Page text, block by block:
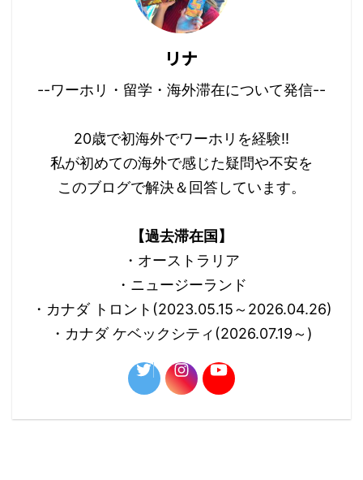
リナ
--ワーホリ・留学・海外滞在について発信--
20歳で初海外でワーホリを経験!!
私が初めての海外で感じた疑問や不安を
このブログで解決＆回答しています。
【過去滞在国】
・オーストラリア
・ニュージーランド
・カナダ トロント(2023.05.15～2026.04.26)
・カナダ ケベックシティ(2026.07.19～)